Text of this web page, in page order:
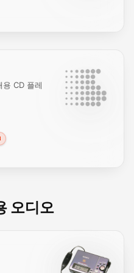
CD 플레
오디오